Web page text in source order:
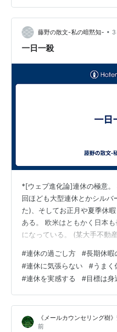
ういう「まとまった時間」
いうことに気がついた。 そ
だ。 かつて自分が連…
藤野の散文-私の暗黙知- • 3
一日一殺
*[ウェブ進化論]連休の極意
回ほども大型連休とかシルバ
た)、そしてお正月や夏季休
ある。 欧米はともかく日本
になっている。 (某大手不動
か、あまり「避暑地で長期間
けれど、これからは「まとま
ということが生活の重要な習
たずらに観光地に出掛けて
名所を巡っても疲れてしま
うものだろう。 長期休暇を
#連休の過ごし方 #長期休暇
#連休に気張らない #うまく
#連休を実感する #目標は身
《メールカウンセリング樹
前